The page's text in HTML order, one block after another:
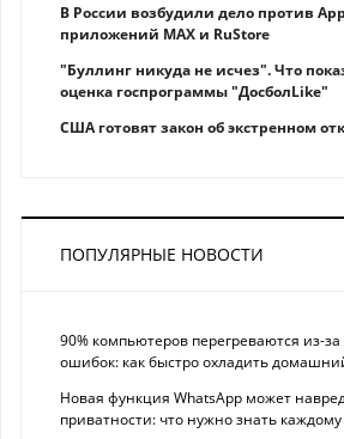
В России возбудили дело против
приложений MAX и RuStore
"Буллинг никуда не исчез". Что
оценка госпрограммы "ДосболLike"
США готовят закон об экстренном
ПОПУЛЯРНЫЕ НОВОСТИ
90% компьютеров перегреваются из-
ошибок: как быстро охладить
Новая функция WhatsApp может
приватности: что нужно знать каждому